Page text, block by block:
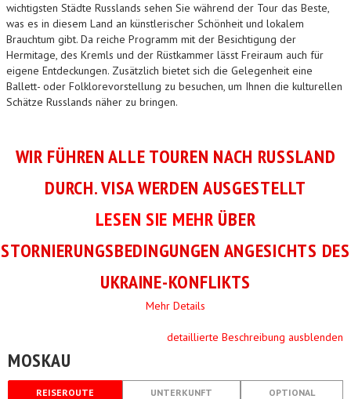
wichtigsten Städte Russlands sehen Sie während der Tour das Beste,
was es in diesem Land an künstlerischer Schönheit und lokalem
Brauchtum gibt. Da reiche Programm mit der Besichtigung der
Hermitage, des Kremls und der Rüstkammer lässt Freiraum auch für
eigene Entdeckungen. Zusätzlich bietet sich die Gelegenheit eine
Ballett- oder Folklorevorstellung zu besuchen, um Ihnen die kulturellen
Schätze Russlands näher zu bringen.
WIR FÜHREN ALLE TOUREN NACH RUSSLAND
DURCH. VISA WERDEN AUSGESTELLT
LESEN SIE MEHR ÜBER
STORNIERUNGSBEDINGUNGEN ANGESICHTS DES
UKRAINE-KONFLIKTS
Mehr Details
detaillierte Beschreibung ausblenden
MOSKAU
REISEROUTE UNTERKUNFT OPTIONAL